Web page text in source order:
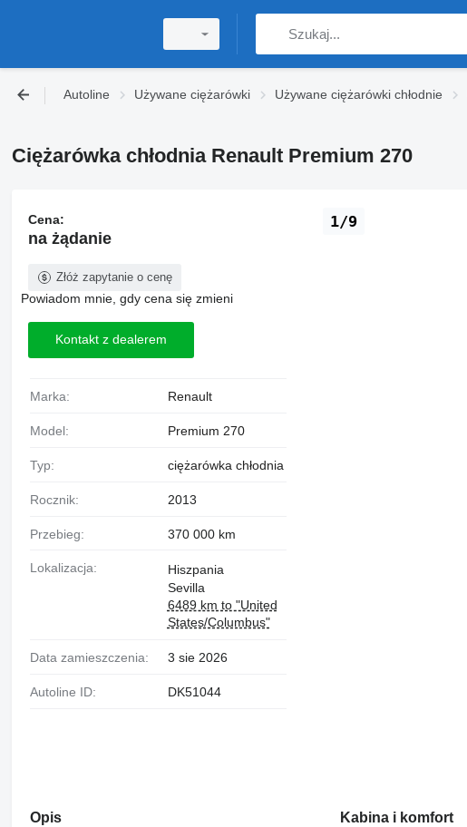
Autoline Używane ciężarówki Używane ciężarówki chłodnie
Ciężarówka chłodnia Renault Premium 270
1/9
Cena:
na żądanie
Złóż zapytanie o cenę
Powiadom mnie, gdy cena się zmieni
Kontakt z dealerem
Marka: Renault
Model: Premium 270
Typ: ciężarówka chłodnia
Rocznik: 2013
Przebieg: 370 000 km
Lokalizacja:
Hiszpania
Sevilla
6489 km to "United
States/Columbus"
Data zamieszczenia: 3 sie 2026
Autoline ID: DK51044
Opis Kabina i komfort